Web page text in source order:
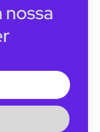
nossa